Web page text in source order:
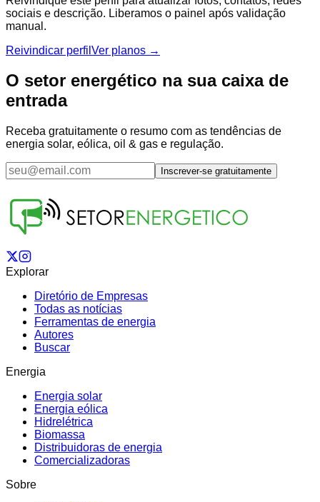
sociais e descrição. Liberamos o painel após validação
manual.
Reivindicar perfil Ver planos →
O setor energético na sua caixa de
entrada
Receba gratuitamente o resumo com as tendências de
energia solar, eólica, oil & gas e regulação.
Inscrever-se gratuitamente
Explorar
Diretório de Empresas
Todas as notícias
Ferramentas de energia
Autores
Buscar
Energia
Energia solar
Energia eólica
Hidrelétrica
Biomassa
Distribuidoras de energia
Comercializadoras
Sobre